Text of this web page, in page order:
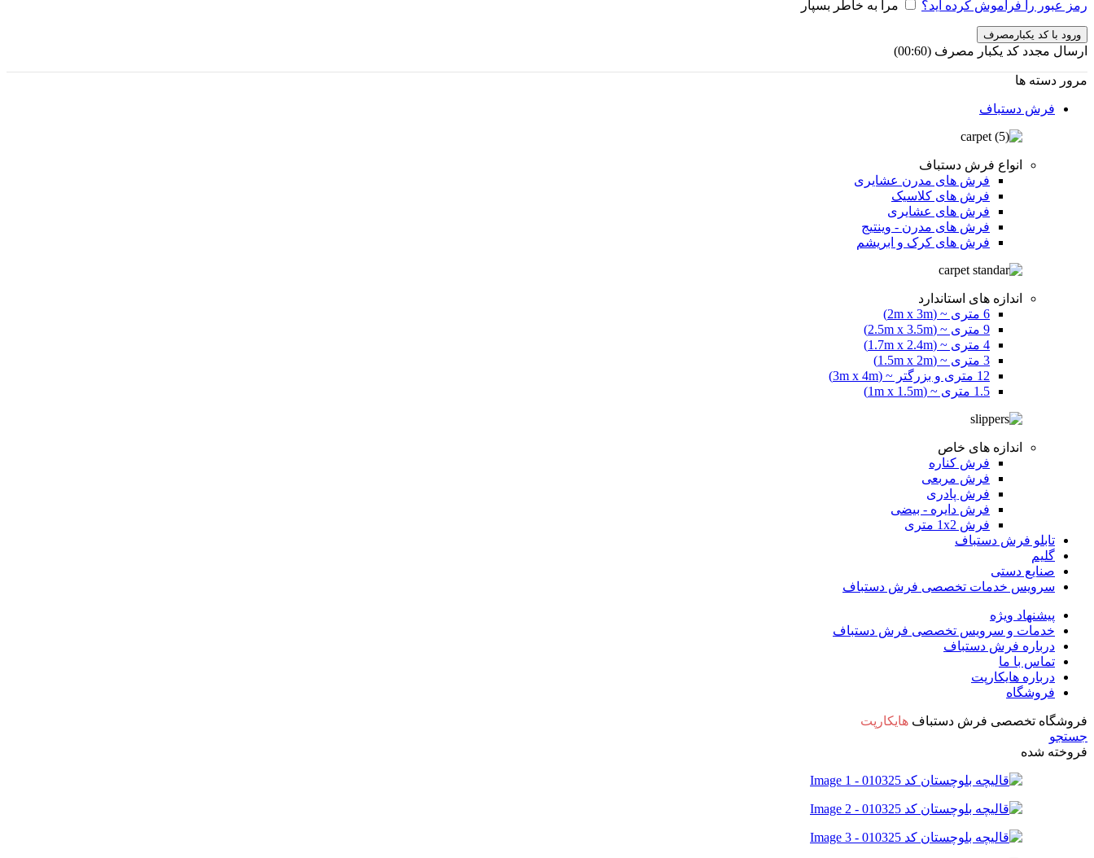
رمز عبور را فراموش کرده اید؟ مرا به خاطر بسپار
ورود با کد یکبارمصرف
ارسال مجدد کد یکبار مصرف (00:
60
)
مرور دسته ها
فرش دستباف
انواع فرش دستباف
فرش های مدرن عشایری
فرش های کلاسیک
فرش های عشایری
فرش های مدرن - وینتیج
فرش های کرک و ابریشم
اندازه های استاندارد
6 متری ~ (2m x 3m)
9 متری ~ (2.5m x 3.5m)
4 متری ~ (1.7m x 2.4m)
3 متری ~ (1.5m x 2m)
12 متری و بزرگتر ~ (3m x 4m)
1.5 متری ~ (1m x 1.5m)
اندازه های خاص
فرش کناره
فرش مربعی
فرش پادری
فرش دایره - بیضی
فرش 1x2 متری
تابلو فرش دستباف
گلیم
صنایع دستی
سرویس خدمات تخصصی فرش دستباف
پیشنهاد ویژه
خدمات و سرویس تخصصی فرش دستباف
درباره فرش دستباف
تماس با ما
درباره هایکارپت
فروشگاه
فروشگاه تخصصی فرش دستباف هایکارپت
جستجو
فروخته شده